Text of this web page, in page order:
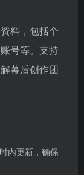
料，包括个
号等。支持
幕后创作团
内更新，确保